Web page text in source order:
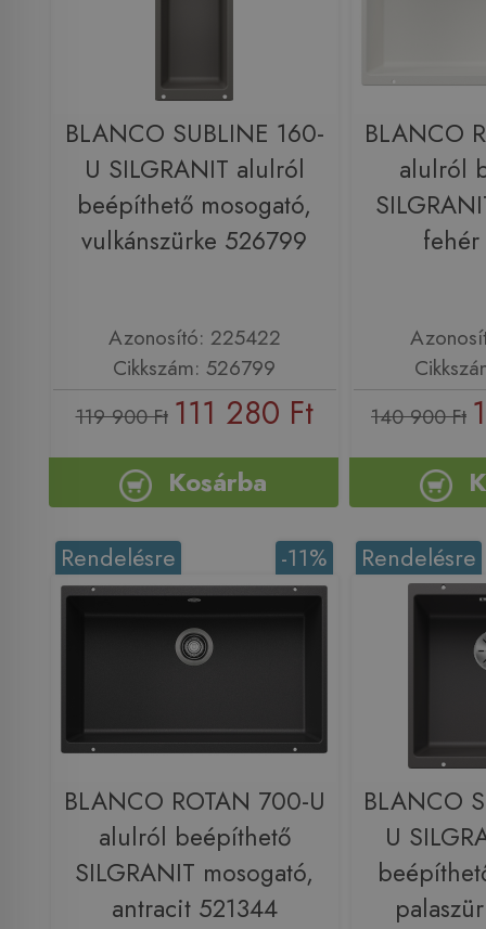
BLANCO SUBLINE 160-
U SILGRANIT alulról
beépíthető mosogató,
vulkánszürke 526799
Azonosító: 225422
Cikkszám: 526799
119 900 Ft 111 280 Ft
Kosárba
BLANCO
alulról
140 900 Ft
-11%
Rendelésre
BLANCO ROTAN 700-U
alulról beépíthető
SILGRANIT mosogató,
antracit 521344
Rendelésre
BLANCO
U